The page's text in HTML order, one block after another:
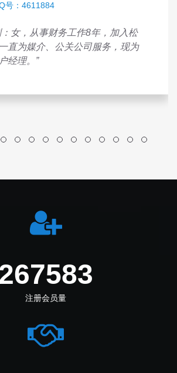
号：4611884
：女，从事财务工作8年，加入松
直为媒介、公关公司服务，现为
经理。”
注册会员量